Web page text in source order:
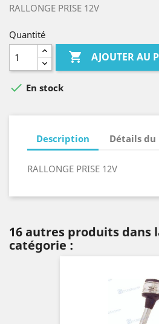
RALLONGE PRISE 12V
Quantité
 AJOUTER AU
 En stock
Description Détails
RALLONGE PRISE 12V
16 autres produits dans
catégorie :